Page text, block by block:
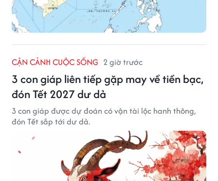
CẬN CẢNH CUỘC SỐNG 2 giờ trước
3 con giáp liên tiếp gặp may về tiền bạc,
đón Tết 2027 dư dả
3 con giáp được dự đoán có vận tài lộc hanh thông,
đón Tết sắp tới dư dả.